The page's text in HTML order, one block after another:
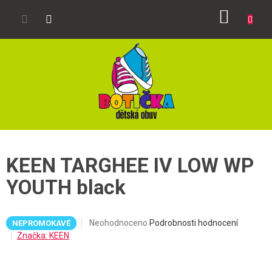
KEEN TARGHEE IV LOW WP
YOUTH black
NEPROMOKAVÉ
Průměrné
Neohodnoceno Podrobnosti hodnocení
Značka: KEEN